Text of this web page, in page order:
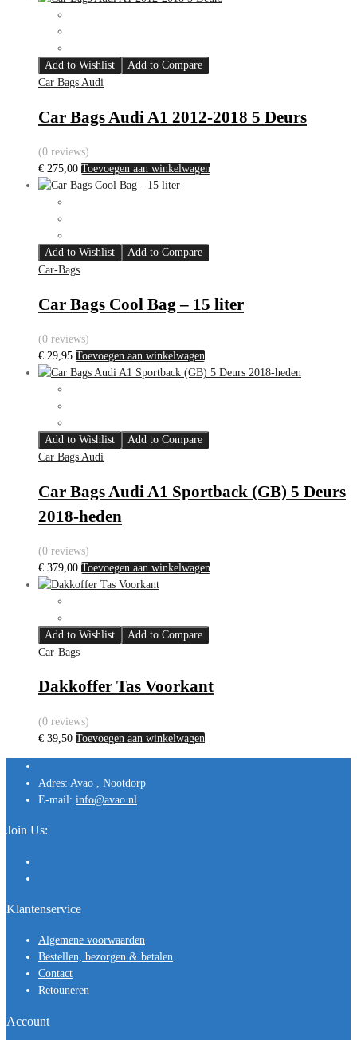
Add to Wishlist
Add to Compare
Car Bags Audi
Car Bags Audi A1 2012-2018 5 Deurs
(0 reviews)
€ 275,00 Toevoegen aan winkelwagen
Add to Wishlist
Add to Compare
Car-Bags
Car Bags Cool Bag – 15 liter
(0 reviews)
€ 29,95 Toevoegen aan winkelwagen
Add to Wishlist
Add to Compare
Car Bags Audi
Car Bags Audi A1 Sportback (GB) 5 Deurs
2018-heden
(0 reviews)
€ 379,00 Toevoegen aan winkelwagen
Add to Wishlist
Add to Compare
Car-Bags
Dakkoffer Tas Voorkant
(0 reviews)
€ 39,50 Toevoegen aan winkelwagen
Adres: Avao , Nootdorp
E-mail: info@avao.nl
Join Us:
Klantenservice
Algemene voorwaarden
Bestellen, bezorgen & betalen
Contact
Retouneren
Account